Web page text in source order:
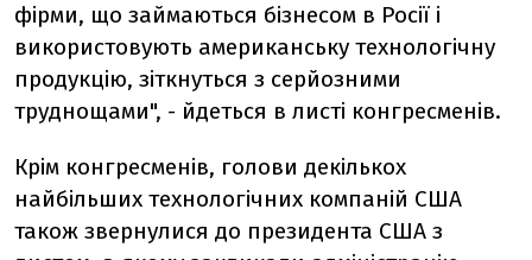
фірми, що займаються бізнесом в Росії і
використовують американську технологічну
продукцію, зіткнуться з серйозними
труднощами", - йдеться в листі конгресменів.
Крім конгресменів, голови декількох
найбільших технологічних компаній США
також звернулися до президента США з